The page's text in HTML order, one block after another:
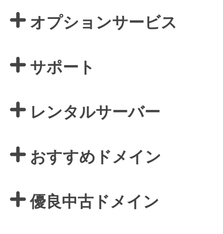
オプションサービス
サポート
レンタルサーバー
おすすめドメイン
優良中古ドメイン